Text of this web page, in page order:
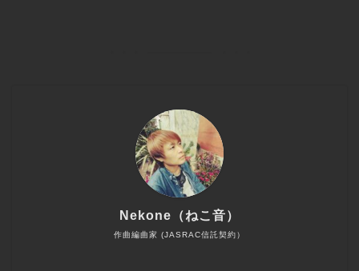
作曲編曲家 (JASRAC信託契約）
Nekone（ねこ音）